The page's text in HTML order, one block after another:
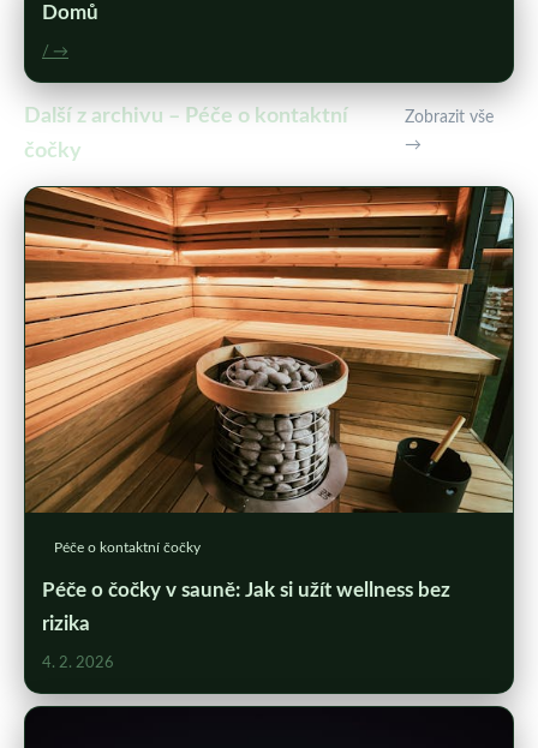
Domů
/ →
Další z archivu – Péče o kontaktní
čočky
Zobrazit vše
→
Péče o kontaktní čočky
Péče o čočky v sauně: Jak si užít wellness bez
rizika
4. 2. 2026